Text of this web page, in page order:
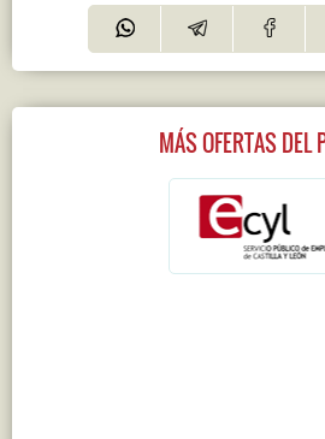
MÁS OFERTAS DEL